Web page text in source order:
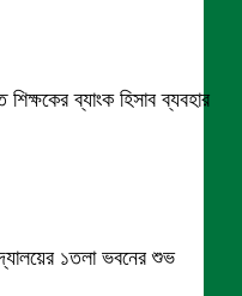
ব্যাংক হিসাব ব্যবহার
১তলা ভবনের শুভ